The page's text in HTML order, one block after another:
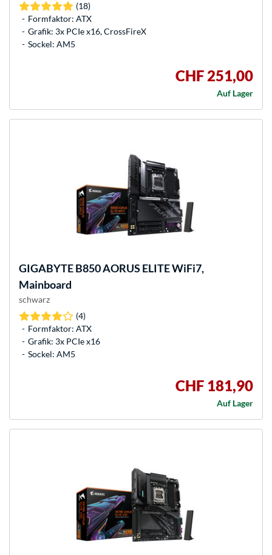
(18)
Formfaktor: ATX
Grafik: 3x PCIe x16, CrossFireX
Sockel: AM5
CHF 251,00
Auf Lager
GIGABYTEB850 AORUS ELITE WiFi7,
Mainboard
schwarz
(4)
Formfaktor: ATX
Grafik: 3x PCIe x16
Sockel: AM5
CHF 181,90
Auf Lager